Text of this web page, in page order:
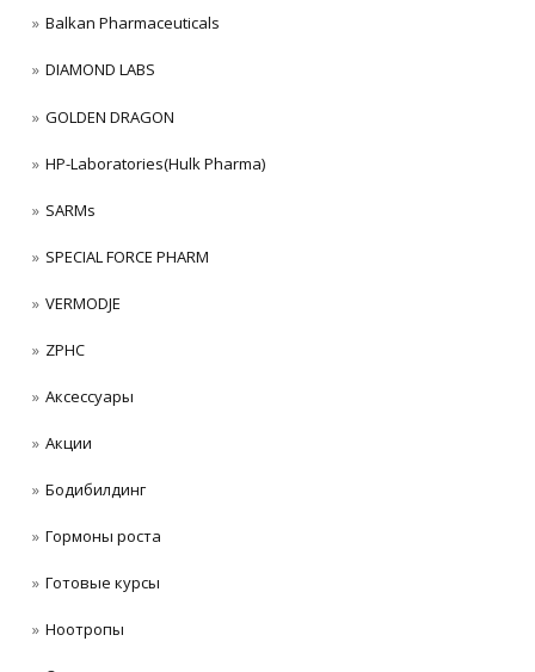
Balkan Pharmaceuticals
DIAMOND LABS
GOLDEN DRAGON
HP-Laboratories(Hulk Pharma)
SARMs
SPECIAL FORCE PHARM
VERMODJE
ZPHC
Аксессуары
Акции
Бодибилдинг
Гормоны роста
Готовые курсы
Ноотропы